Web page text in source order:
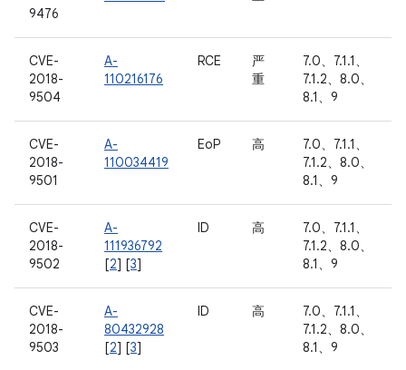
9476
CVE-
2018-
9504
A-
110216176
RCE
严
重
7.0、7.1.1、
7.1.2、8.0、
8.1、9
CVE-
2018-
9501
A-
110034419
EoP 高
7.0、7.1.1、
7.1.2、8.0、
8.1、9
CVE-
2018-
9502
A-
111936792
[2] [3]
ID 高
7.0、7.1.1、
7.1.2、8.0、
8.1、9
CVE-
2018-
9503
A-
80432928
[2] [3]
ID 高
7.0、7.1.1、
7.1.2、8.0、
8.1、9